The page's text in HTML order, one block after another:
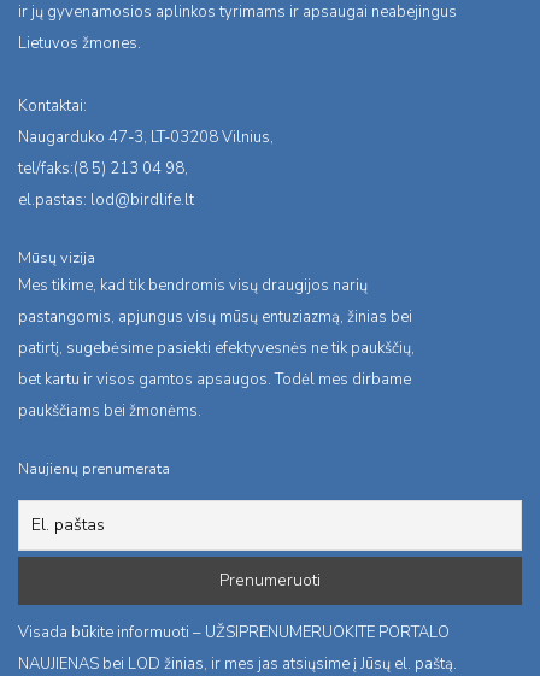
ir jų gyvenamosios aplinkos tyrimams ir apsaugai neabejingus
Lietuvos žmones.
Kontaktai:
Naugarduko 47-3, LT-03208 Vilnius,
tel/faks:(8 5) 213 04 98,
el.pastas: lod@birdlife.lt
Mūsų vizija
Mes tikime, kad tik bendromis visų draugijos narių
pastangomis, apjungus visų mūsų entuziazmą, žinias bei
patirtį, sugebėsime pasiekti efektyvesnės ne tik paukščių,
bet kartu ir visos gamtos apsaugos. Todėl mes dirbame
paukščiams bei žmonėms.
Naujienų prenumerata
Visada būkite informuoti – UŽSIPRENUMERUOKITE PORTALO
NAUJIENAS bei LOD žinias, ir mes jas atsiųsime į Jūsų el. paštą.